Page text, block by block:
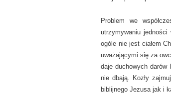
Problem we
utrzymywaniu jedności
ogóle nie jest ciałem
uważającymi się za
daje duchowych darów
nie dbają. Kozły
biblijnego Jezusa jak i